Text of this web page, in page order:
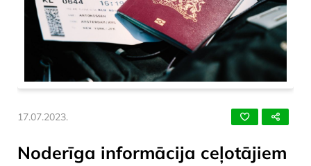
17.07.2023.
Noderīga informācija ceļotājiem